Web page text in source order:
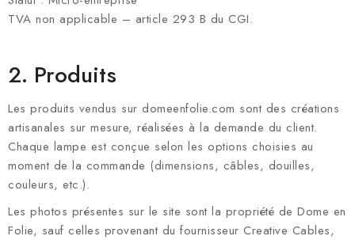
TVA non applicable – article 293 B du CGI.
2. Produits
Les produits vendus sur domeenfolie.com sont des créations
artisanales sur mesure, réalisées à la demande du client.
Chaque lampe est conçue selon les options choisies au
moment de la commande (dimensions, câbles, douilles,
couleurs, etc.).
Les photos présentes sur le site sont la propriété de Dome en
Folie, sauf celles provenant du fournisseur Creative Cables,